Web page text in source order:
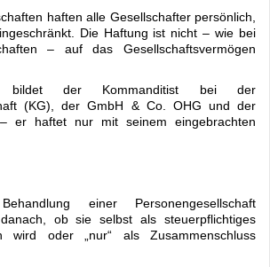
haften alle Gesellschafter persönlich,
Die Haftung ist nicht – wie bei
– auf das Gesellschaftsvermögen
bildet der Kommanditist bei der
(KG), der GmbH & Co. OHG und der
er haftet nur mit seinem eingebrachten
einer Personengesellschaft
ob sie selbst als steuerpflichtiges
wird oder „nur“ als Zusammenschluss